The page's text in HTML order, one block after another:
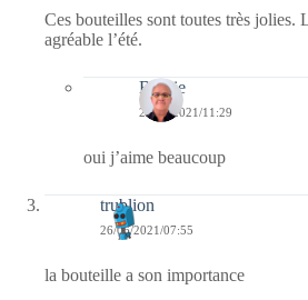
Ces bouteilles sont toutes très jolies.
agréable l’été.
Bernie
26/06/2021/11:29
oui j’aime beaucoup
trublion
26/06/2021/07:55
la bouteille a son importance